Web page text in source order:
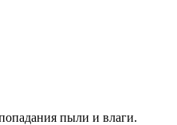
пыли и влаги.